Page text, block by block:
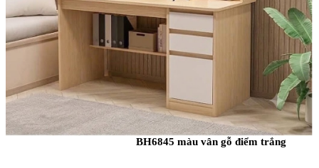
BH6845 màu vân gỗ điểm trắng